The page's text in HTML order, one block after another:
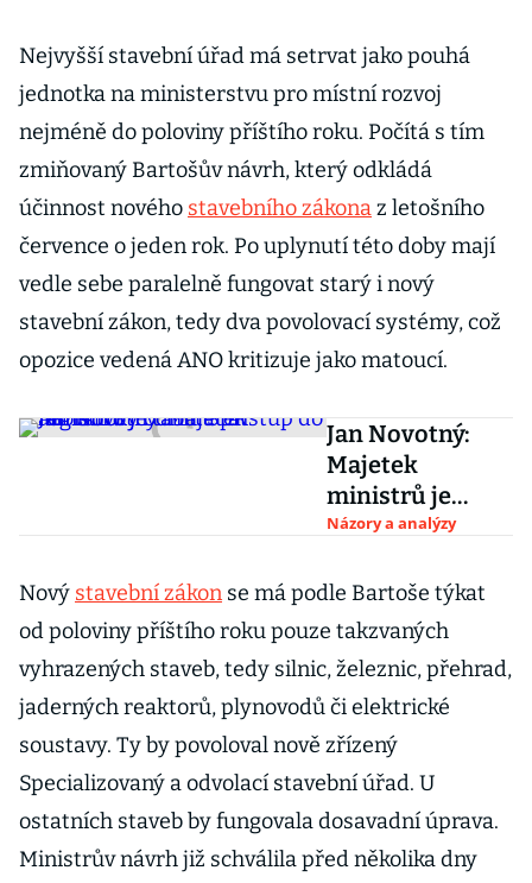
Nejvyšší stavební úřad má setrvat jako pouhá
jednotka na ministerstvu pro místní rozvoj
nejméně do poloviny příštího roku. Počítá s tím
zmiňovaný Bartošův návrh, který odkládá
účinnost nového stavebního zákonaz letošního
července o jeden rok. Po uplynutí této doby mají
vedle sebe paralelně fungovat starý i nový
stavební zákon, tedy dva povolovací systémy, což
opozice vedená ANO kritizuje jako matoucí.
Jan Novotný:
Majetek
ministrů je
tabu. Stát
odmítá přístup
do registru
Názory a analýzy
Nový stavební zákon se má podle Bartoše týkat
od poloviny příštího roku pouze takzvaných
vyhrazených staveb, tedy silnic, železnic, přehrad,
jaderných reaktorů, plynovodů či elektrické
soustavy. Ty by povoloval nově zřízený
Specializovaný a odvolací stavební úřad. U
ostatních staveb by fungovala dosavadní úprava.
Ministrův návrh již schválila před několika dny